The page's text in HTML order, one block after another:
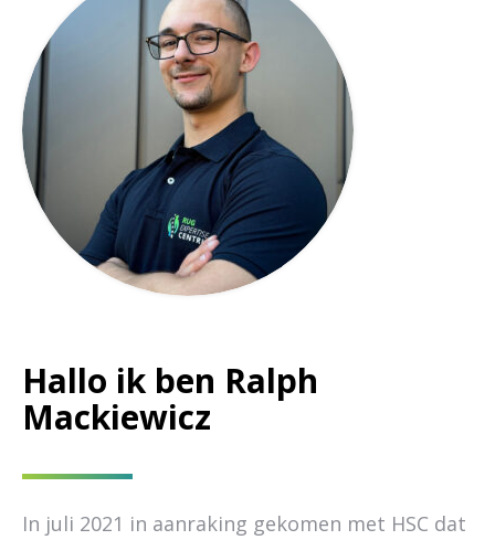
Hallo ik ben Ralph
Mackiewicz
In juli 2021 in aanraking gekomen met HSC dat